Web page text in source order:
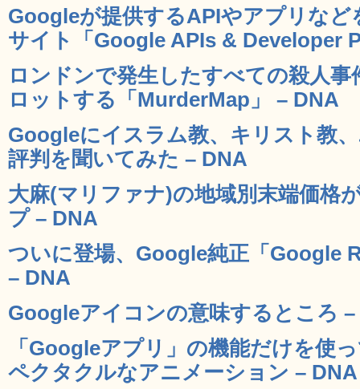
Googleが提供するAPIやアプリなど
サイト「Google APIs & Developer
ロンドンで発生したすべての殺人
ロットする「MurderMap」 – DNA
Googleにイスラム教、キリスト教
評判を聞いてみた – DNA
大麻(マリファナ)の地域別末端価格
プ – DNA
ついに登場、Google純正「Google
– DNA
Googleアイコンの意味するところ
「Googleアプリ」の機能だけを使
ペクタクルなアニメーション – DNA